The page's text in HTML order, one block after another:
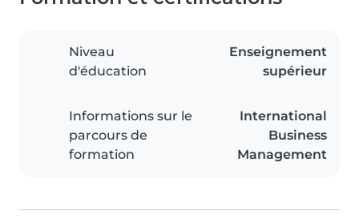
Niveau
d'éducation
Enseignement
supérieur
Informations sur le
parcours de
formation
International
Business
Management